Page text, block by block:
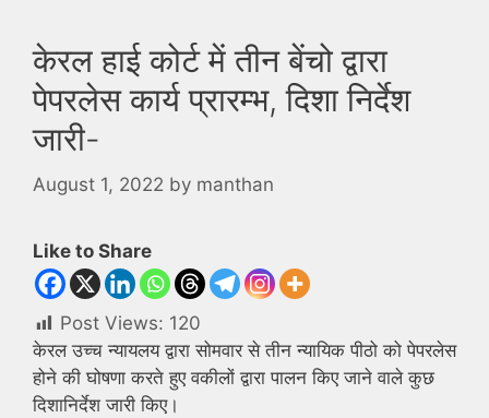
केरल हाई कोर्ट में तीन बेंचो द्वारा
पेपरलेस कार्य प्रारम्भ, दिशा निर्देश
जारी-
August 1, 2022 by manthan
Like to Share
Post Views: 120
केरल उच्च न्यायलय द्वारा सोमवार से तीन न्यायिक पीठो को पेपरलेस
होने की घोषणा करते हुए वकीलों द्वारा पालन किए जाने वाले कुछ
दिशानिर्देश जारी किए।